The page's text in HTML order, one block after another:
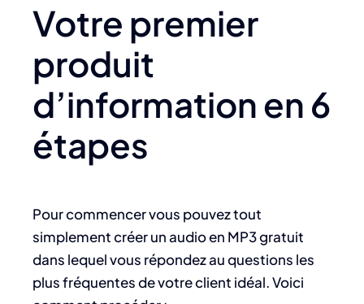
Votre premier
produit
d’information en 6
étapes
Pour commencer vous pouvez tout
simplement créer un audio en MP3 gratuit
dans lequel vous répondez au questions les
plus fréquentes de votre client idéal. Voici